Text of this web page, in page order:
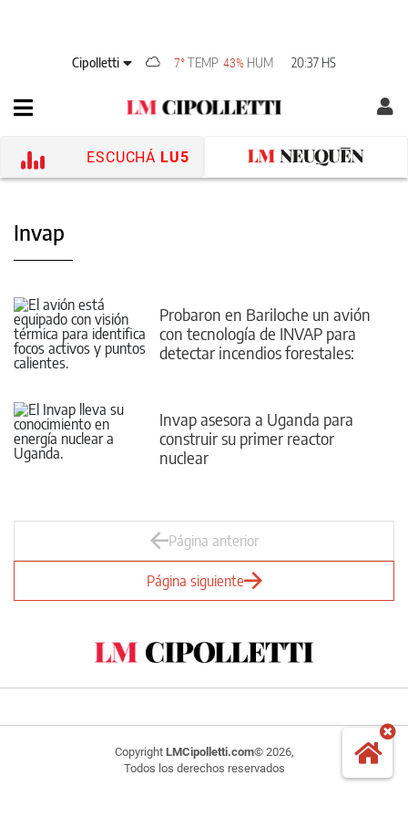
Cipolletti 7°TEMP 43% HUM 20:37 HS
ESCUCHÁ LU5
Invap
Probaron en Bariloche un avión
con tecnología de INVAP para
detectar incendios forestales:
Invap asesora a Uganda para
construir su primer reactor
nuclear
Página anterior
Página siguiente
Copyright LMCipolletti.com© 2026,
Todos los derechos reservados